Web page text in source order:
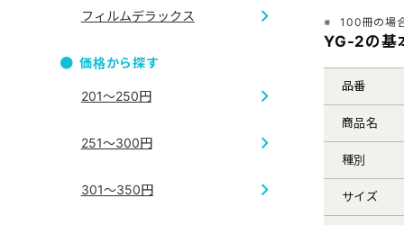
100冊の場
YG-2の基
品番
商品名
種別
サイズ
エコ
フィルムデラックス
フィルム
価格から探す
201～250円
251～300円
301～350円